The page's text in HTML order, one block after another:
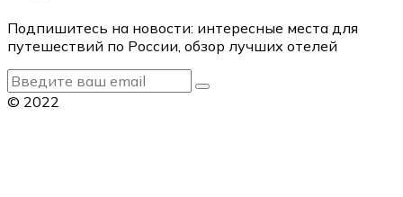
Подпишитесь на новости: интересные места для
путешествий по России, обзор лучших отелей
© 2022